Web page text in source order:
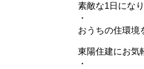
素敵な1日にな
・
おうちの住環境
東陽住建にお気
・